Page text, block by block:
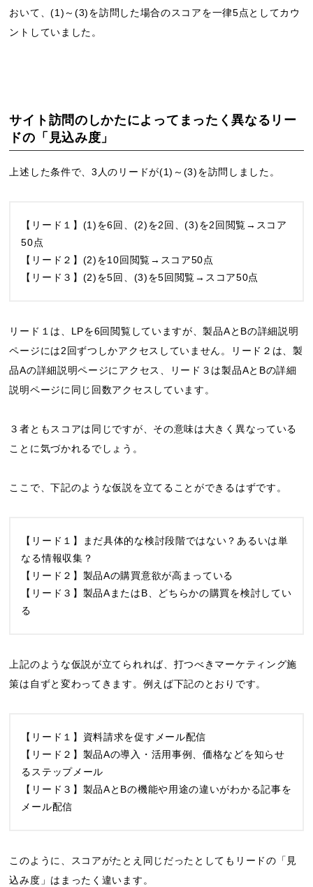
おいて、(1)～(3)を訪問した場合のスコアを一律5点としてカウ
ントしていました。
サイト訪問のしかたによってまったく異なるリー
ドの「見込み度」
上述した条件で、3人のリードが(1)～(3)を訪問しました。
【リード１】(1)を6回、(2)を2回、(3)を2回閲覧→スコア
50点
【リード２】(2)を10回閲覧→スコア50点
【リード３】(2)を5回、(3)を5回閲覧→スコア50点
リード１は、LPを6回閲覧していますが、製品AとBの詳細説明
ページには2回ずつしかアクセスしていません。リード２は、製
品Aの詳細説明ページにアクセス、リード３は製品AとBの詳細
説明ページに同じ回数アクセスしています。
３者ともスコアは同じですが、その意味は大きく異なっている
ことに気づかれるでしょう。
ここで、下記のような仮説を立てることができるはずです。
【リード１】まだ具体的な検討段階ではない？あるいは単
なる情報収集？
【リード２】製品Aの購買意欲が高まっている
【リード３】製品AまたはB、どちらかの購買を検討してい
る
上記のような仮説が立てられれば、打つべきマーケティング施
策は自ずと変わってきます。例えば下記のとおりです。
【リード１】資料請求を促すメール配信
【リード２】製品Aの導入・活用事例、価格などを知らせ
るステップメール
【リード３】製品AとBの機能や用途の違いがわかる記事を
メール配信
このように、スコアがたとえ同じだったとしてもリードの「見
込み度」はまったく違います。